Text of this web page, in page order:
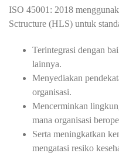
ISO 45001: 2018
Sctructure (HLS) untuk
Terintegrasi dengan
lainnya.
Menyediakan
organisasi.
Mencerminkan
mana organisasi
Serta meningkatkan
mengatasi resiko